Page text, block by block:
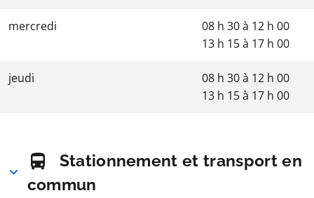
mercredi 08 h 30à 12 h 00
13 h 15à 17 h 00
jeudi 08 h 30à 12 h 00
13 h 15à 17 h 00
Stationnement et transport en
commun